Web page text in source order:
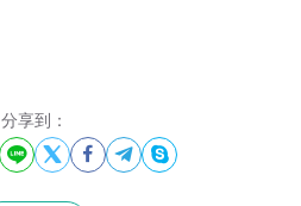
分享到：
    